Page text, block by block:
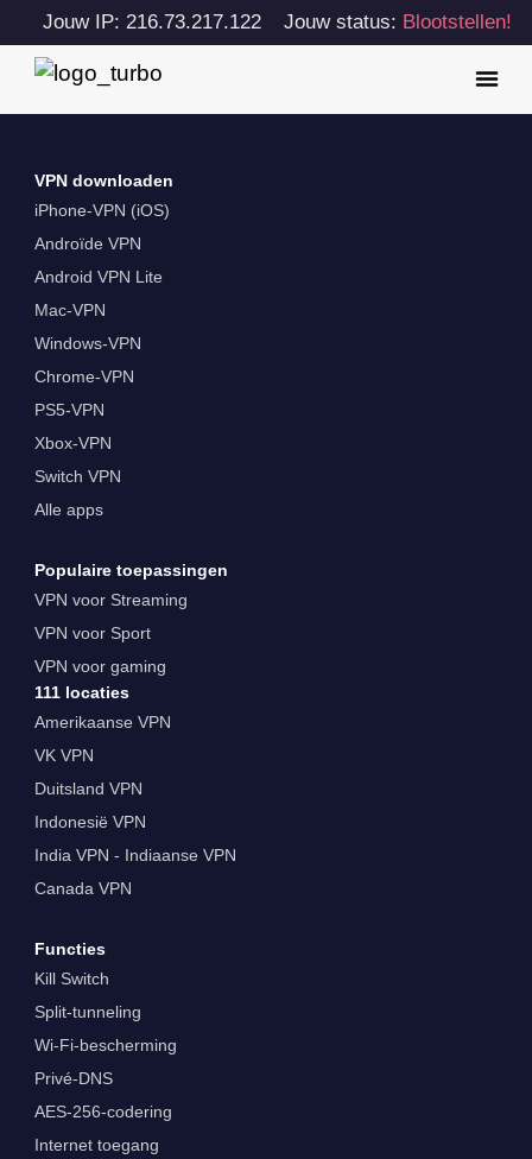
Jouw IP: 216.73.217.122 Jouw status: Blootstellen!
VPN downloaden
iPhone-VPN (iOS)
Androïde VPN
Android VPN Lite
Mac-VPN
Windows-VPN
Chrome-VPN
PS5-VPN
Xbox-VPN
Switch VPN
Alle apps
Populaire toepassingen
VPN voor Streaming
VPN voor Sport
VPN voor gaming
111 locaties
Amerikaanse VPN
VK VPN
Duitsland VPN
Indonesië VPN
India VPN - Indiaanse VPN
Canada VPN
Functies
Kill Switch
Split-tunneling
Wi-Fi-bescherming
Privé-DNS
AES-256-codering
Internet toegang